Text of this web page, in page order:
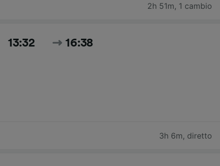
2h 51m, 1 cambio
13:32 16:38
3h 6m, diretto